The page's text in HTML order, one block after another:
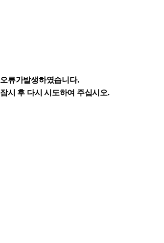
오류가발생하였습니다.
잠시 후 다시 시도하여 주십시오.